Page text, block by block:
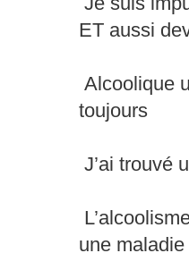
ET aussi
Alcoolique
toujours
J’ai trouvé
une maladie